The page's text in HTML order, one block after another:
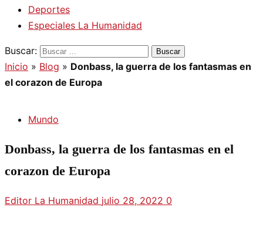
Deportes
Especiales La Humanidad
Buscar:
Inicio » Blog » Donbass, la guerra de los fantasmas en
el corazon de Europa
Mundo
Donbass, la guerra de los fantasmas en el
corazon de Europa
Editor La Humanidad julio 28, 2022 0